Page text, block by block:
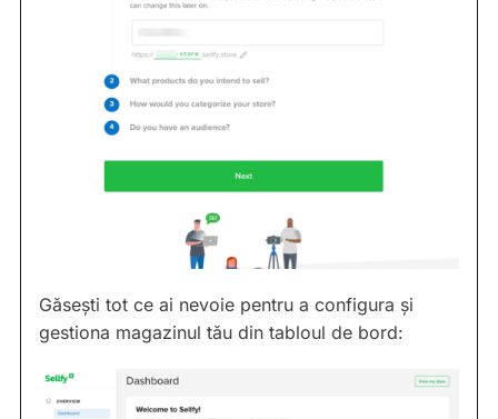
Găsești tot ce ai nevoie pentru a configura și
gestiona magazinul tău din tabloul de bord: